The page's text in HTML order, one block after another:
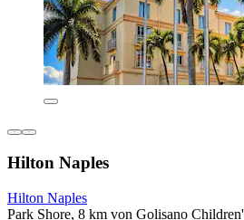
Hilton Naples
Hilton Naples
Park Shore, 8 km von Golisano